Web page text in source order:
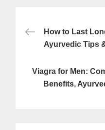
Post
navigation
How to Last
Ayurvedic Tips
Viagra for Men:
Benefits,